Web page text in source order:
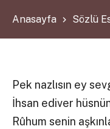
Anasayfa Sözlü
Pek nazlısın ey
İhsan ediver
Rûhum senin